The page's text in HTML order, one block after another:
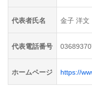
代表者氏名 金子 洋文
代表電話番号
ホームページ https://